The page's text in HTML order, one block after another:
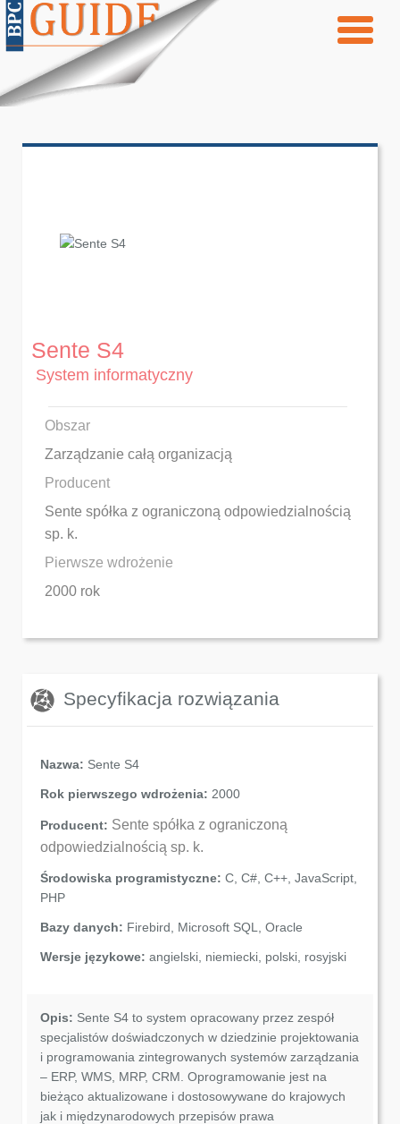
Sente S4
System informatyczny
Obszar
Zarządzanie całą organizacją
Producent
Sente spółka z ograniczoną odpowiedzialnością
sp. k.
Pierwsze wdrożenie
2000 rok
Specyfikacja rozwiązania
Nazwa: Sente S4
Rok pierwszego wdrożenia: 2000
Producent: Sente spółka z ograniczoną
odpowiedzialnością sp. k.
Środowiska programistyczne: C, C#, C++, JavaScript,
PHP
Bazy danych: Firebird, Microsoft SQL, Oracle
Wersje językowe: angielski, niemiecki, polski, rosyjski
Opis: Sente S4 to system opracowany przez zespół
specjalistów doświadczonych w dziedzinie projektowania
i programowania zintegrowanych systemów zarządzania
– ERP, WMS, MRP, CRM. Oprogramowanie jest na
bieżąco aktualizowane i dostosowywane do krajowych
jak i międzynarodowych przepisów prawa